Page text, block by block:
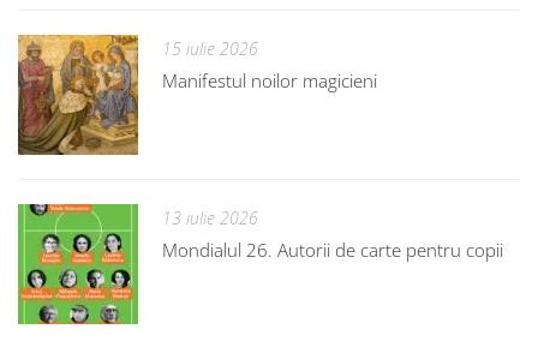
15 iulie 2026
Manifestul noilor magicieni
13 iulie 2026
Mondialul 26. Autorii de carte pentru copii